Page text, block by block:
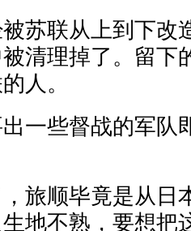
苏联从上到下改
清理掉了。留下
人。
一些督战的军队
旅顺毕竟是从日
地不熟，要想把